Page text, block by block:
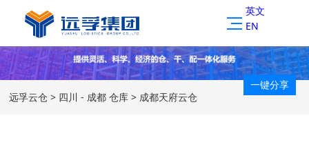
英文
EN
远孚云仓 > 四川 - 成都 仓库> 成都天府云仓
一键分享